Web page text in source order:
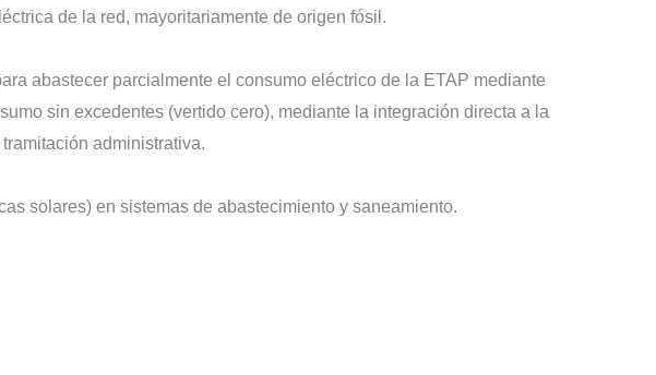
de la red, mayoritariamente de origen fósil.
abastecer parcialmente el consumo eléctrico de la ETAP mediante
sin excedentes (vertido cero), mediante la integración directa a la
administrativa.
solares) en sistemas de abastecimiento y saneamiento.